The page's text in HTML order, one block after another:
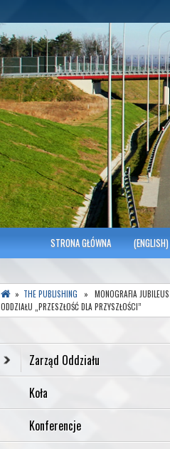
SITK RP
Polish Association of Engineers
MENU GŁÓWNESTRONA GŁÓWNA
» THE PUBLISHING » MONOGRAFIA
ODDZIAŁU „PRZESZŁOŚĆ DLA PRZYSZŁOŚCI”
Zarząd Oddziału
Koła
Konferencje